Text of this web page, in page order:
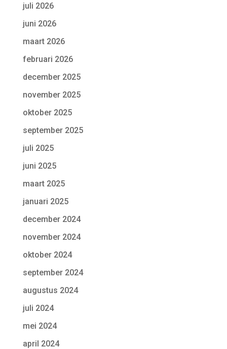
juli 2026
juni 2026
maart 2026
februari 2026
december 2025
november 2025
oktober 2025
september 2025
juli 2025
juni 2025
maart 2025
januari 2025
december 2024
november 2024
oktober 2024
september 2024
augustus 2024
juli 2024
mei 2024
april 2024